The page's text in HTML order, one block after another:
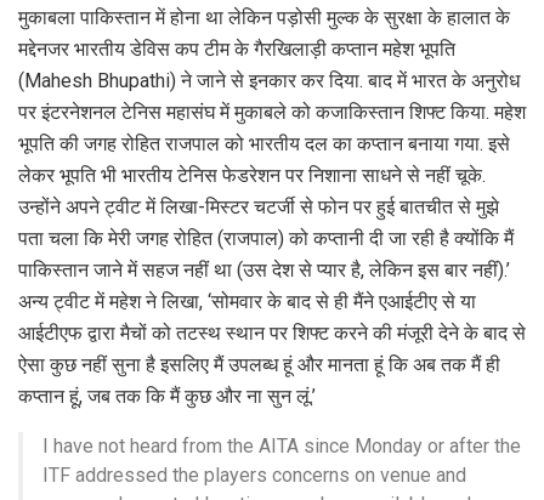
मुकाबला पाक‍िस्‍तान में होना था लेक‍िन पड़ोसी मुल्‍क के सुरक्षा के हालात के
मद्देनजर भारतीय डेव‍िस कप टीम के गैरख‍िलाड़ी कप्‍तान महेश भूपत‍ि
(Mahesh Bhupathi) ने जाने से इनकार कर द‍िया. बाद में भारत के अनुरोध
पर इंटरनेशनल टेन‍िस महासंघ में मुकाबले को कजाक‍िस्‍तान श‍िफ्ट क‍िया. महेश
भूपत‍ि की जगह रोह‍ित राजपाल को भारतीय दल का कप्‍तान बनाया गया. इसे
लेकर भूपत‍ि भी भारतीय टेन‍िस फेडरेशन पर न‍िशाना साधने से नहीं चूके.
उन्‍होंने अपने ट्वीट में ल‍िखा-मिस्टर चटर्जी से फोन पर हुई बातचीत से मुझे
पता चला कि मेरी जगह रोहित (राजपाल) को कप्तानी दी जा रही है क्योंकि मैं
पाकिस्तान जाने में सहज नहीं था (उस देश से प्यार है, लेकिन इस बार नहीं).’
अन्य ट्वीट में महेश ने लिखा, ‘सोमवार के बाद से ही मैंने एआईटीए से या
आईटीएफ द्वारा मैचों को तटस्थ स्थान पर शिफ्ट करने की मंजूरी देने के बाद से
ऐसा कुछ नहीं सुना है इसलिए मैं उपलब्ध हूं और मानता हूं कि अब तक मैं ही
कप्तान हूं, जब तक कि मैं कुछ और ना सुन लूं.’
I have not heard from the AITA since Monday or after the
ITF addressed the players concerns on venue and